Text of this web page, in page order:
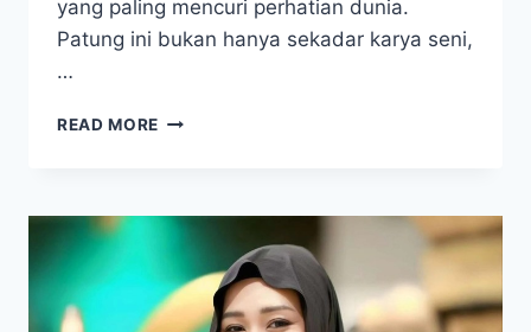
yang paling mencuri perhatian dunia.
Patung ini bukan hanya sekadar karya seni,
…
READ MORE SEJARAH
YANG
CERITA
BESAR